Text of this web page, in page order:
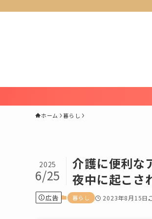
ホーム 暮らし
介護に便利な
夜中に起こさ
2025
6/25
広告 暮らし 2023年8月15日